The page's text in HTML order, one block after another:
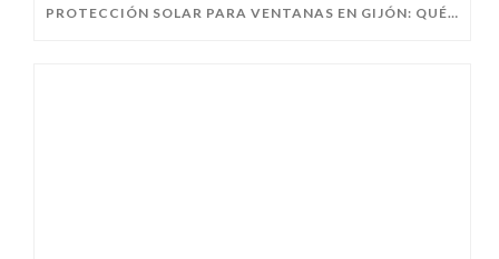
PROTECCIÓN SOLAR PARA VENTANAS EN GIJÓN: QUÉ ELEGIR ANTES DEL VERANO